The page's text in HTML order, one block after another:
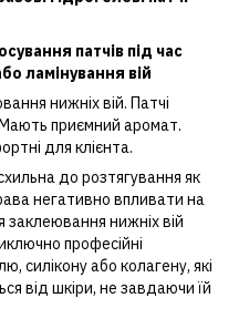
патчів під час
ламінування вій
нижніх вій. Патчі
Мають приємний аромат.
для клієнта.
до розтягування як
негативно впливати на
заклеювання нижніх вій
професійні
силікону або колагену, які
від шкіри, не завдаючи їй